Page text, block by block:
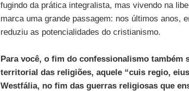
fugindo da prática integralista, mas vivendo na
marca uma grande passagem: nos últimos anos,
reduziu as potencialidades do cristianismo.
Para você, o fim do confessionalismo também
territorial das religiões, aquele “cuis regio,
Westfália, no fim das guerras religiosas que